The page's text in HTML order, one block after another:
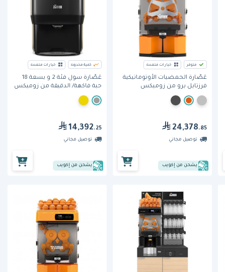
متوفر خيارات متعددة
عَصَّارة الحمضيات الأوتوماتيكية
فرزتايل برو من زوميكس
24,378.85
توصيل مجاني
يشحن من إكويب
كمية محدودة خيارات متعددة
عَصَّارة سول فئة 2 و بسعة 18
حبة فاكهة/ الدقيقة من زوميكس
14,392.25
توصيل مجاني
يشحن من إكويب